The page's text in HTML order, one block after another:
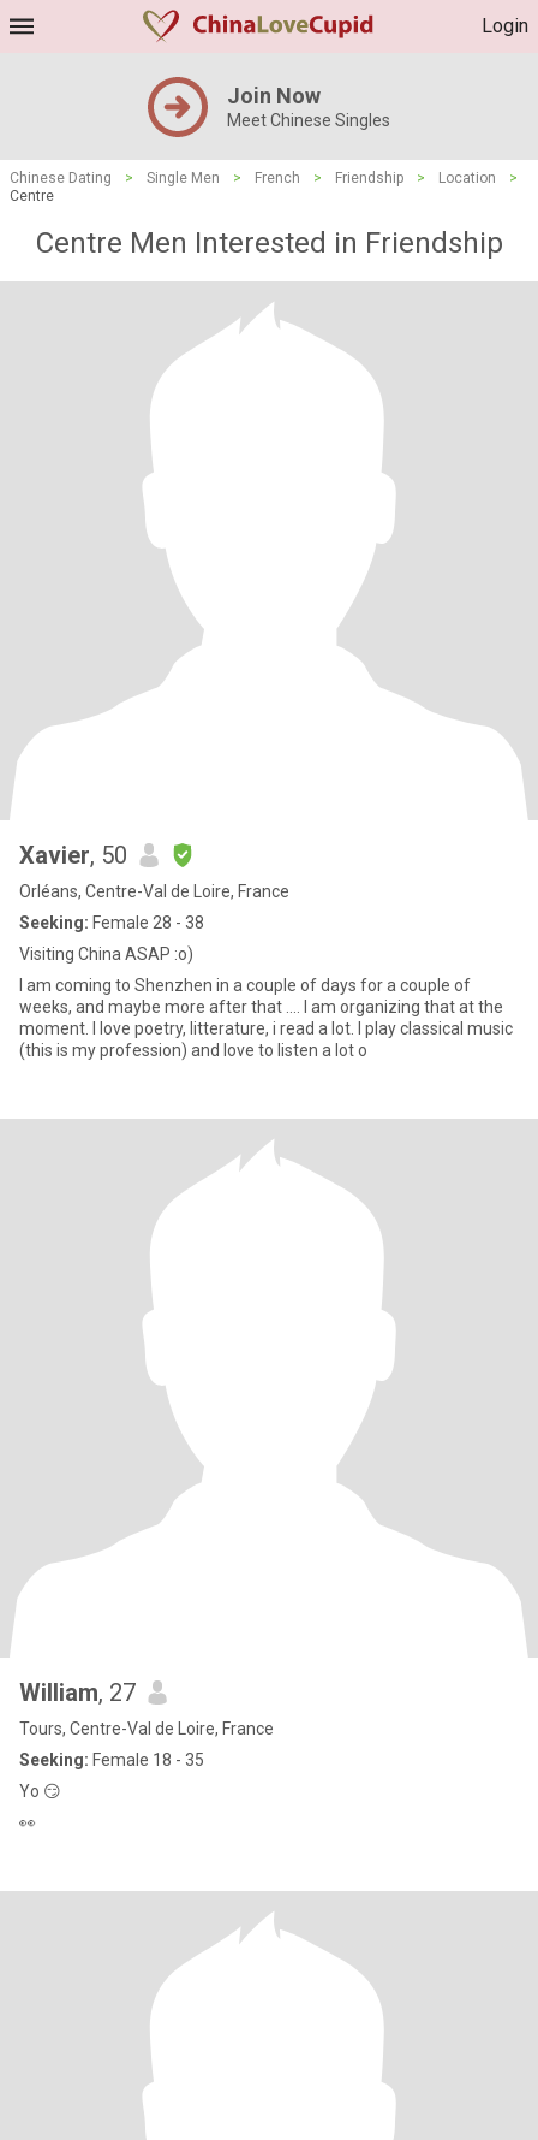
Login
Join Now
Meet Chinese Singles
Chinese Dating > Single Men > French > Friendship > Location
>
Centre
Centre Men Interested in Friendship
Xavier, 50
Orléans, Centre-Val de Loire, France
Seeking: Female 28 - 38
Visiting China ASAP :o)
I am coming to Shenzhen in a couple of days for a couple of
weeks, and maybe more after that .... I am organizing that at the
moment. I love poetry, litterature, i read a lot. I play classical music
(this is my profession) and love to listen a lot o
William, 27
Tours, Centre-Val de Loire, France
Seeking: Female 18 - 35
Yo 😏
👀